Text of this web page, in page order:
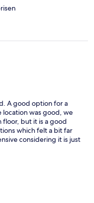
A good option for a
location was good, we
floor, but it is a good
which felt a bit far
considering it is just